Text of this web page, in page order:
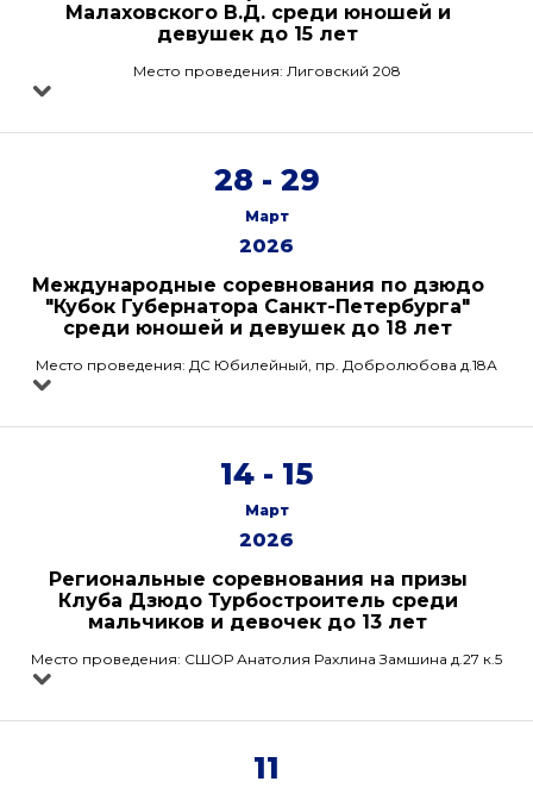
Малаховского В.Д. среди юношей и
девушек до 15 лет
Место проведения: Лиговский 208
28 - 29
Март
2026
Международные соревнования по дзюдо
"Кубок Губернатора Санкт-Петербурга"
среди юношей и девушек до 18 лет
Место проведения: ДС Юбилейный, пр. Добролюбова д.18А
14 - 15
Март
2026
Региональные соревнования на призы
Клуба Дзюдо Турбостроитель среди
мальчиков и девочек до 13 лет
Место проведения: СШОР Анатолия Рахлина Замшина д.27 к.5
11